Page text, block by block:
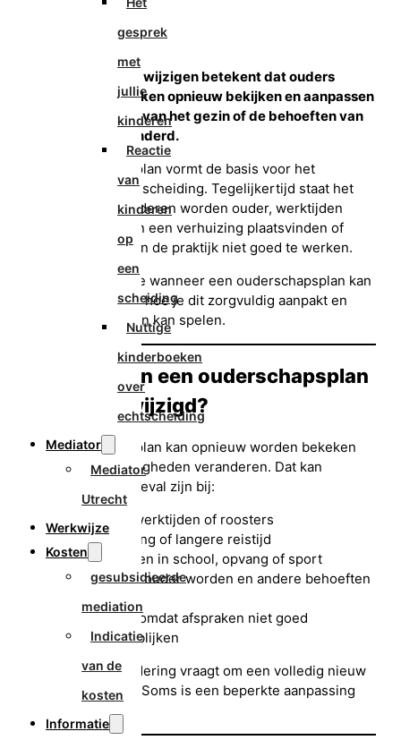
gesprek
met
jullie
kinderen
Reactie
van
kinderen
op
een
scheiding
Nuttige
kinderboeken
over
echtscheiding
Mediator
Mediator
Utrecht
Werkwijze
Kosten
gesubsidieerde
mediation
Indicatie
van de
kosten
Informatie
25 januari 2026
Ouderschapsplan wijzigen betekent dat ouders
bestaande afspraken opnieuw bekijken en aanpassen
omdat de situatie van het gezin of de behoeften van
het kind zijn veranderd.
Een ouderschapsplan vormt de basis voor het
ouderschap na de scheiding. Tegelijkertijd staat het
leven niet stil. Kinderen worden ouder, werktijden
veranderen, er kan een verhuizing plaatsvinden of
afspraken blijken in de praktijk niet goed te werken.
In dit artikel lees je wanneer een ouderschapsplan kan
worden gewijzigd, hoe je dit zorgvuldig aanpakt en
welke rol mediation kan spelen.
Wanneer kan een ouderschapsplan
worden gewijzigd?
Een ouderschapsplan kan opnieuw worden bekeken
wanneer omstandigheden veranderen. Dat kan
bijvoorbeeld het geval zijn bij:
gewijzigde werktijden of roosters
een verhuizing of langere reistijd
veranderingen in school, opvang of sport
kinderen die ouder worden en andere behoeften
spanningen omdat afspraken niet goed
uitvoerbaar blijken
Niet iedere verandering vraagt om een volledig nieuw
ouderschapsplan. Soms is een beperkte aanpassing